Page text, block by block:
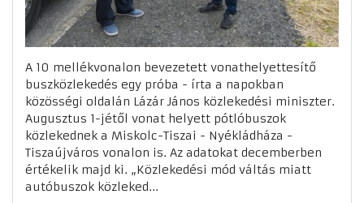
A 10 mellékvonalon bevezetett vonathelyettesítő
buszközlekedés egy próba - írta a napokban
közösségi oldalán Lázár János közlekedési miniszter.
Augusztus 1-jétől vonat helyett pótlóbuszok
közlekednek a Miskolc-Tiszai - Nyékládháza -
Tiszaújváros vonalon is. Az adatokat decemberben
értékelik majd ki. „Közlekedési mód váltás miatt
autóbuszok közleked...